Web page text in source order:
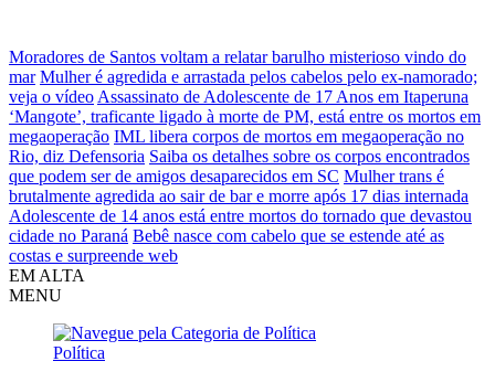
Moradores de Santos voltam a relatar barulho misterioso vindo do
mar Mulher é agredida e arrastada pelos cabelos pelo ex-namorado;
veja o vídeo Assassinato de Adolescente de 17 Anos em Itaperuna
‘Mangote’, traficante ligado à morte de PM, está entre os mortos em
megaoperação IML libera corpos de mortos em megaoperação no
Rio, diz Defensoria Saiba os detalhes sobre os corpos encontrados
que podem ser de amigos desaparecidos em SC Mulher trans é
brutalmente agredida ao sair de bar e morre após 17 dias internada
Adolescente de 14 anos está entre mortos do tornado que devastou
cidade no Paraná Bebê nasce com cabelo que se estende até as
costas e surpreende web
EM ALTA
MENU
Política